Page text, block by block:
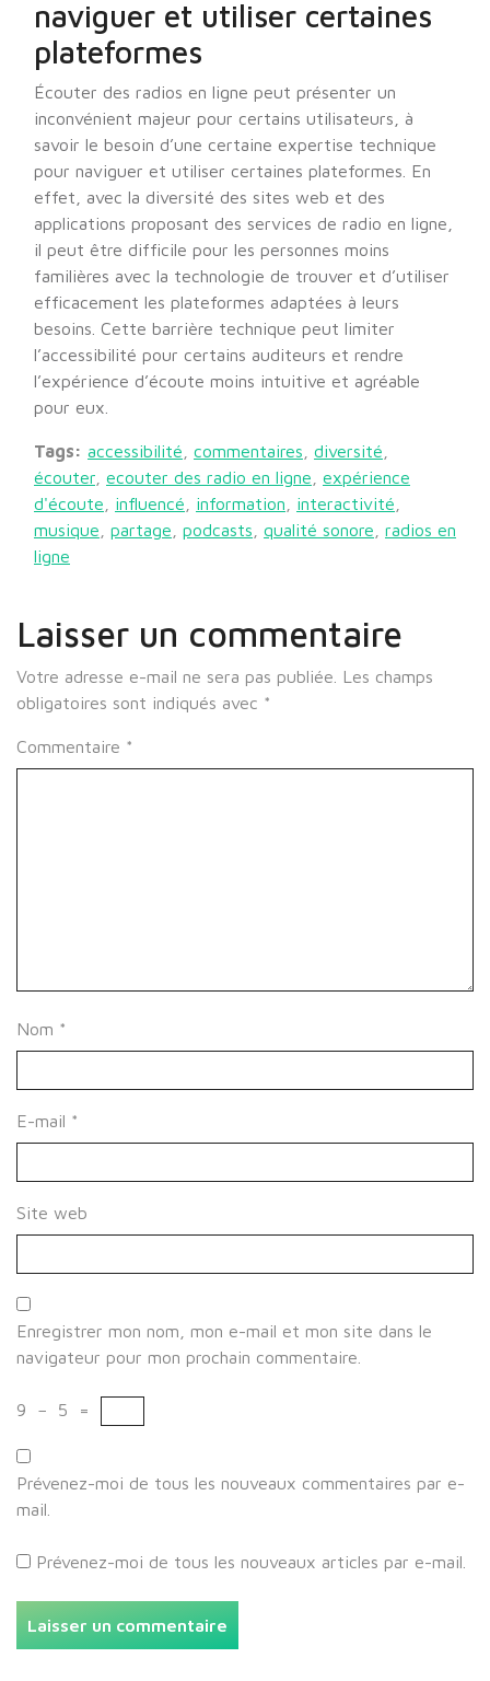
naviguer et utiliser certaines
plateformes
Écouter des radios en ligne peut présenter un
inconvénient majeur pour certains utilisateurs, à
savoir le besoin d’une certaine expertise technique
pour naviguer et utiliser certaines plateformes. En
effet, avec la diversité des sites web et des
applications proposant des services de radio en ligne,
il peut être difficile pour les personnes moins
familières avec la technologie de trouver et d’utiliser
efficacement les plateformes adaptées à leurs
besoins. Cette barrière technique peut limiter
l’accessibilité pour certains auditeurs et rendre
l’expérience d’écoute moins intuitive et agréable
pour eux.
Tags: accessibilité commentaires diversité
écouter ecouter des radio en ligne
expérience
d'écoute
influencé information interactivité
musique
partage podcasts qualité sonore
radios en
ligne
Laisser un commentaire
Votre adresse e-mail ne sera pas publiée.
Les champs
obligatoires sont indiqués avec *
Commentaire *
Nom *
E-mail *
Site web
Enregistrer mon nom, mon e-mail et mon site dans le
navigateur pour mon prochain commentaire.
9 − 5 =
Prévenez-moi de tous les nouveaux commentaires par e-
mail.
Prévenez-moi de tous les nouveaux articles par e-mail.